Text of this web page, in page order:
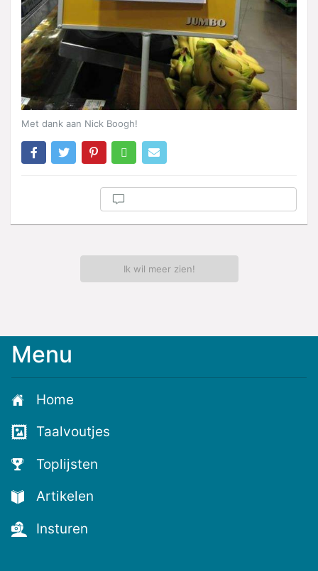
Met dank aan Nick Boogh!
Ik wil meer zien!
Meld
voor
de
nieuwste
voutjes
en
de
voutste
nieuwtjes!
Menu
Home
Taalvoutjes
Toplijsten
Artikelen
Insturen